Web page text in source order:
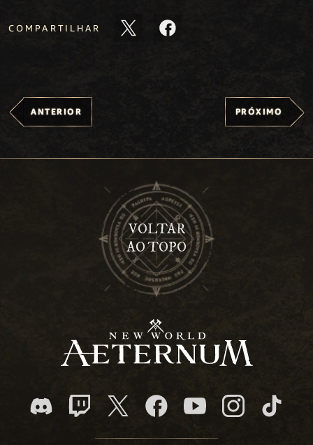
COMPARTILHAR
ANTERIOR PRÓXIMO
VOLTAR
AO TOPO